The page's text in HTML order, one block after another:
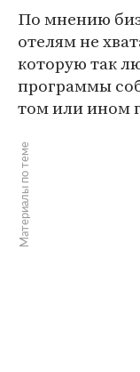
По мнению
отелям не
которую так
программы
том или ином
Материалы по теме